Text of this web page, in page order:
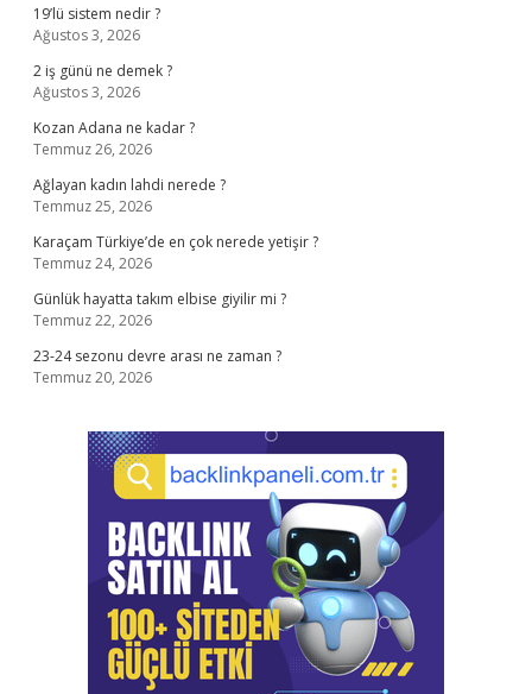
19’lü sistem nedir ?
Ağustos 3, 2026
2 iş günü ne demek ?
Ağustos 3, 2026
Kozan Adana ne kadar ?
Temmuz 26, 2026
Ağlayan kadın lahdi nerede ?
Temmuz 25, 2026
Karaçam Türkiye’de en çok nerede yetişir ?
Temmuz 24, 2026
Günlük hayatta takım elbise giyilir mi ?
Temmuz 22, 2026
23-24 sezonu devre arası ne zaman ?
Temmuz 20, 2026